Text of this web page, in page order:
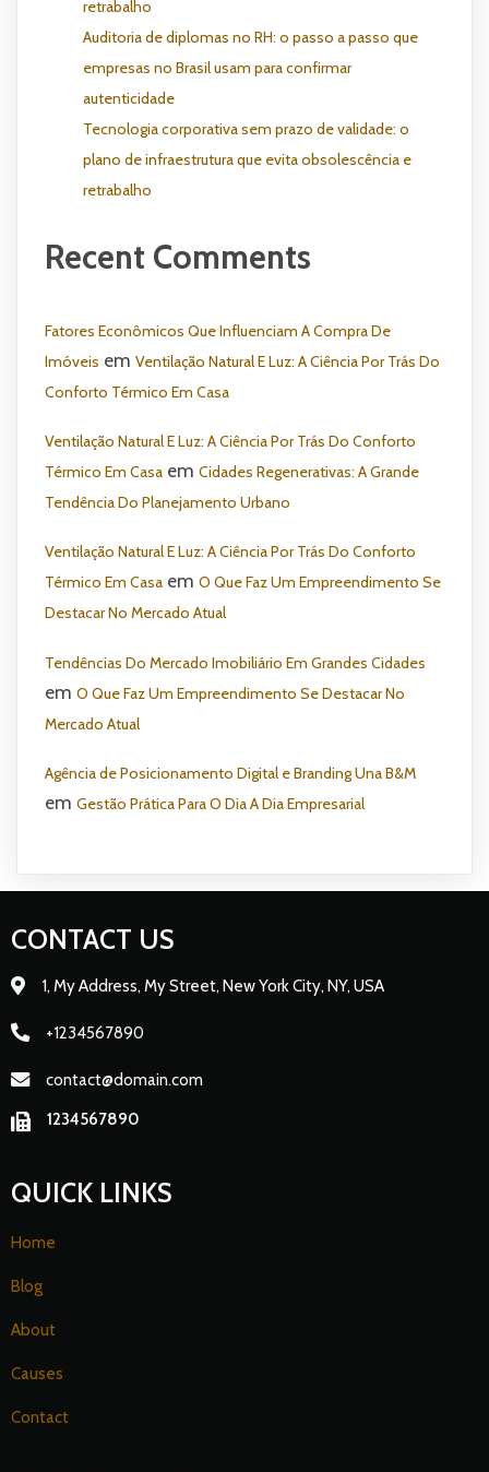
retrabalho
Auditoria de diplomas no RH: o passo a passo que
empresas no Brasil usam para confirmar
autenticidade
Tecnologia corporativa sem prazo de validade: o
plano de infraestrutura que evita obsolescência e
retrabalho
Recent Comments
Fatores Econômicos Que Influenciam A Compra De
Imóveis em Ventilação Natural E Luz: A Ciência Por Trás Do
Conforto Térmico Em Casa
Ventilação Natural E Luz: A Ciência Por Trás Do Conforto
Térmico Em Casa em Cidades Regenerativas: A Grande
Tendência Do Planejamento Urbano
Ventilação Natural E Luz: A Ciência Por Trás Do Conforto
Térmico Em Casa em O Que Faz Um Empreendimento Se
Destacar No Mercado Atual
Tendências Do Mercado Imobiliário Em Grandes Cidades
em O Que Faz Um Empreendimento Se Destacar No
Mercado Atual
Agência de Posicionamento Digital e Branding Una B&M
em Gestão Prática Para O Dia A Dia Empresarial
CONTACT US
1, My Address, My Street, New York City, NY, USA
+1234567890
contact@domain.com
1234567890
QUICK LINKS
Home
Blog
About
Causes
Contact